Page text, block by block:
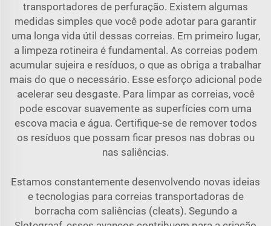
transportadores de perfuração. Existem algumas
medidas simples que você pode adotar para garantir
uma longa vida útil dessas correias. Em primeiro lugar,
a limpeza rotineira é fundamental. As correias podem
acumular sujeira e resíduos, o que as obriga a trabalhar
mais do que o necessário. Esse esforço adicional pode
acelerar seu desgaste. Para limpar as correias, você
pode escovar suavemente as superfícies com uma
escova macia e água. Certifique-se de remover todos
os resíduos que possam ficar presos nas dobras ou
nas saliências.
Estamos constantemente desenvolvendo novas ideias
e tecnologias para correias transportadoras de
borracha com saliências (cleats). Segundo a